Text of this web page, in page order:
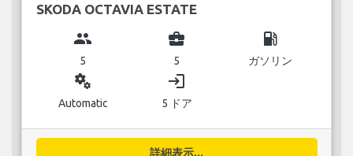
SKODA OCTAVIA ESTATE
group
5
business_center
5
local_gas_station
ガソリン
miscellaneous_services
Automatic
login
5 ドア
詳細表示...